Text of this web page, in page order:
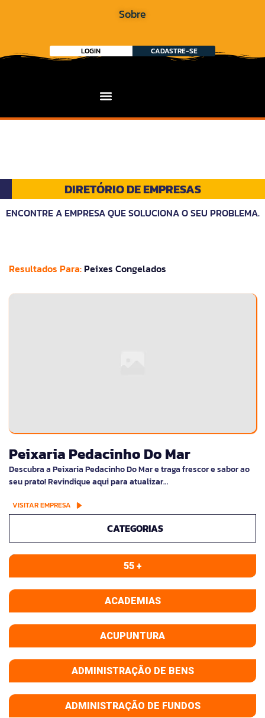
Sobre
LOGIN CADASTRE-SE
DIRETÓRIO DE EMPRESAS
ENCONTRE A EMPRESA QUE SOLUCIONA O SEU PROBLEMA.
Resultados Para: Peixes Congelados
Peixaria Pedacinho Do Mar
Descubra a Peixaria Pedacinho Do Mar e traga frescor e sabor ao
seu prato! Revindique aqui para atualizar…
VISITAR EMPRESA
CATEGORIAS
55 +
ACADEMIAS
ACUPUNTURA
ADMINISTRAÇÃO DE BENS
ADMINISTRAÇÃO DE FUNDOS